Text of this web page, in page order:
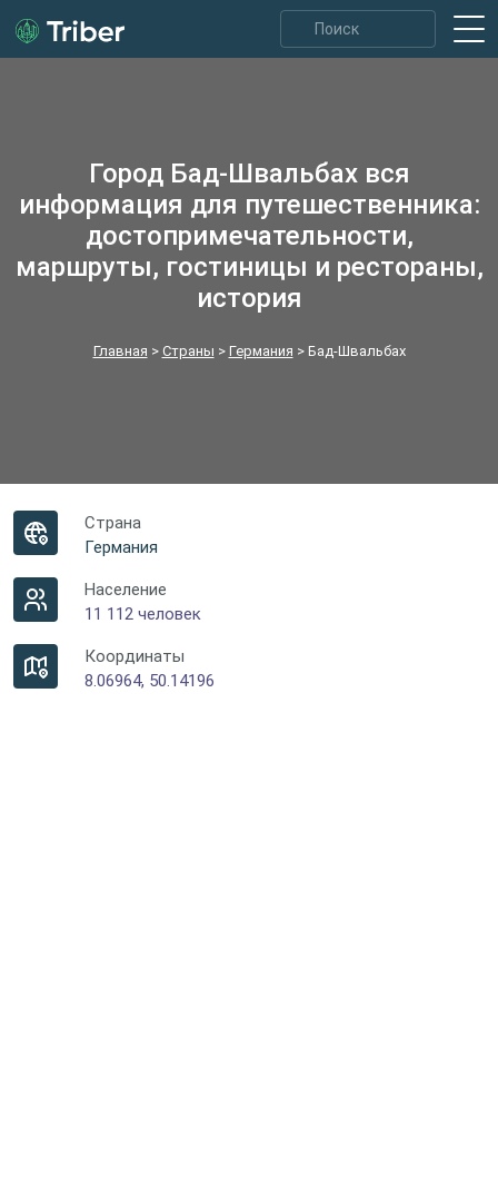
Город Бад-Швальбах вся
информация для путешественника:
достопримечательности,
маршруты, гостиницы и рестораны,
история
Главная > Страны > Германия > Бад-Швальбах
Страна
Германия
Население
11 112 человек
Координаты
8.06964, 50.14196